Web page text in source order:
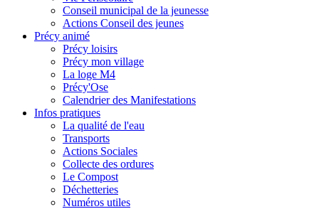
Conseil municipal de la jeunesse
Actions Conseil des jeunes
Précy animé
Précy loisirs
Précy mon village
La loge M4
Précy'Ose
Calendrier des Manifestations
Infos pratiques
La qualité de l'eau
Transports
Actions Sociales
Collecte des ordures
Le Compost
Déchetteries
Numéros utiles